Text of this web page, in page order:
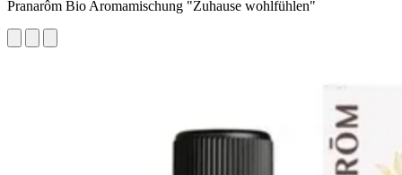
Pranarôm Bio Aromamischung "Zuhause wohlfühlen"